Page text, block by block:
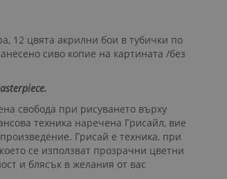
12 цвята акрилни бои в тубички по
сиво копие на картината /без
свобода при рисуването върху
техника наречена Грисайл, вие
Грисай е техника, при
се използват прозрачни цветни
и блясък в желания от вас